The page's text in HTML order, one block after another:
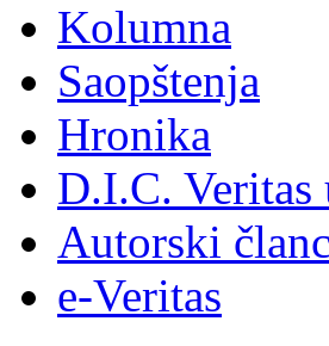
Kolumna
Saopštenja
Hronika
D.I.C.
Autorski
e-Veritas